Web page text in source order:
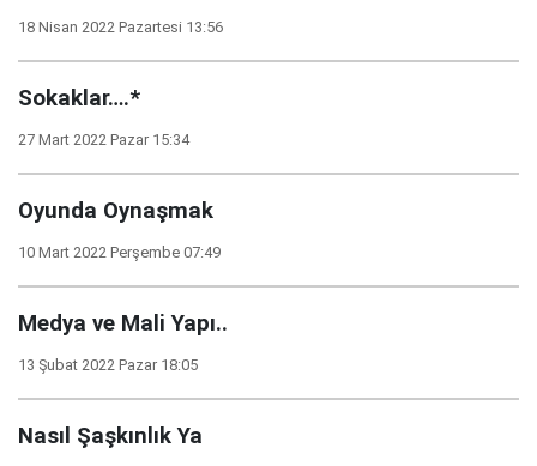
18 Nisan 2022 Pazartesi 13:56
Sokaklar….*
27 Mart 2022 Pazar 15:34
Oyunda Oynaşmak
10 Mart 2022 Perşembe 07:49
Medya ve Mali Yapı..
13 Şubat 2022 Pazar 18:05
Nasıl Şaşkınlık Ya